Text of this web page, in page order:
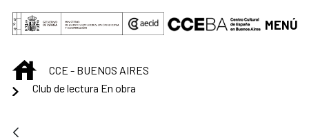
Saltar al contenido principal
MENÚ
INICIOCCE - BUENOS AIRES
Club de lectura En obra